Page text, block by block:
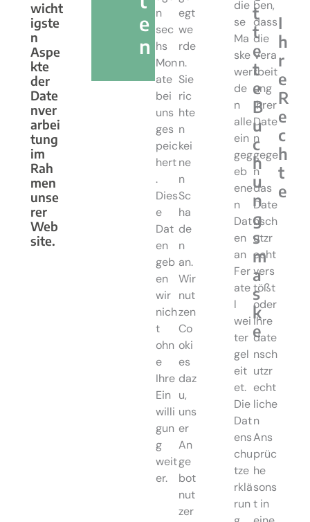
e
n
wicht
igste
n
Aspe
kte
der
Date
nver
arbei
tung
im
Rah
men
unse
rer
Web
site.
I
h
r
e
R
e
c
h
t
e
ben,
dass
die
Vera
rbeit
ung
Ihrer
Date
n
gege
n
das
Date
nsch
utzr
echt
vers
tößt
oder
Ihre
date
nsch
utzr
echt
liche
n
Ans
prüc
he
sons
t in
t
t
e
t
e
B
u
c
h
u
n
g
s
m
a
s
k
e
die
se
Ma
ske
wer
de
n
alle
ein
geg
eb
ene
n
Dat
en
an
Fer
ate
l
wei
ter
gel
eit
et.
Die
Dat
ens
chu
tze
rklä
run
n
sec
hs
Mon
ate
bei
uns
ges
peic
hert
.
Dies
e
Dat
en
geb
en
wir
nich
t
ohn
e
Ihre
Ein
willi
gun
g
weit
er.
egt
we
rde
n.
Sie
ric
hte
n
kei
ne
n
Sc
ha
de
n
an.
Wir
nut
zen
Co
oki
es
daz
u,
uns
er
An
ge
bot
nut
zer